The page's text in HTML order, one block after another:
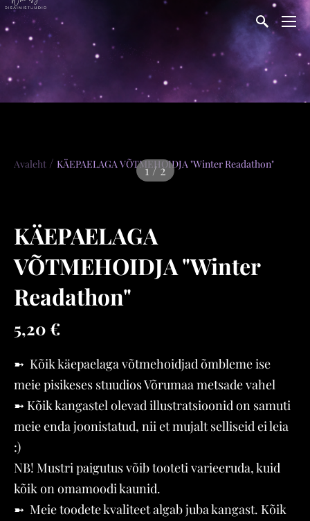
Avaleht / KÄEPAELAGA VÕTMEHOIDJA "Winter Readathon"
1 / 2
KÄEPAELAGA
VÕTMEHOIDJA "Winter
Readathon"
5,20 €
➼ Kõik käepaelaga võtmehoidjad õmbleme ise
meie pisikeses stuudios Võrumaa metsade vahel
➼ Kõik kangastel olevad illustratsioonid on samuti
meie enda joonistatud, nii et mujalt selliseid ei leia
:)
NB! Mustri paigutus võib tooteti varieeruda, kuid
kõik on omamoodi kaunid.
➼ Meie toodete kvaliteet algab juba kangast. Kõik